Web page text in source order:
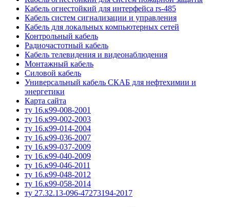
Кабель огнестойкий для интерфейса rs-485
Кабель систем сигнализации и управления
Кабель для локальных компьютерных сетей
Контрольный кабель
Радиочастотный кабель
Кабель телевидения и видеонаблюдения
Монтажный кабель
Силовой кабель
Универсальный кабель СКАБ для нефтехимии и
энергетики
Карта сайта
ту 16.к99-008-2001
ту 16.к99-002-2003
ту 16.к99-014-2004
ту 16.к99-036-2007
ту 16.к99-037-2009
ту 16.к99-040-2009
ту 16.к99-046-2011
ту 16.к99-048-2012
ту 16.к99-058-2014
ту 27.32.13-096-47273194-2017